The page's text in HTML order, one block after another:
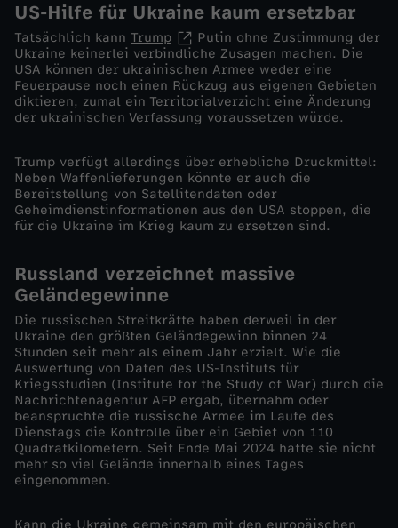
T
r
u
m
p
b
e
r
z
e
US-Hilfe für Ukraine kaum ersetzbar
Tatsächlich kann Trump
Putin ohne Zustimmung der
Ukraine keinerlei verbindliche Zusagen machen. Die
USA können der ukrainischen Armee weder eine
Feuerpause noch einen Rückzug aus eigenen Gebieten
diktieren, zumal ein Territorialverzicht eine Änderung
der ukrainischen Verfassung voraussetzen würde.
Trump verfügt allerdings über erhebliche Druckmittel:
Neben Waffenlieferungen könnte er auch die
Bereitstellung von Satellitendaten oder
Geheimdienstinformationen aus den USA stoppen, die
für die Ukraine im Krieg kaum zu ersetzen sind.
Russland verzeichnet massive
Geländegewinne
Die russischen Streitkräfte haben derweil in der
Ukraine den größten Geländegewinn binnen 24
Stunden seit mehr als einem Jahr erzielt. Wie die
Auswertung von Daten des US-Instituts für
Kriegsstudien (Institute for the Study of War) durch die
Nachrichtenagentur AFP ergab, übernahm oder
beanspruchte die russische Armee im Laufe des
Dienstags die Kontrolle über ein Gebiet von 110
Quadratkilometern. Seit Ende Mai 2024 hatte sie nicht
mehr so viel Gelände innerhalb eines Tages
eingenommen.
Kann die Ukraine gemeinsam mit den europäischen